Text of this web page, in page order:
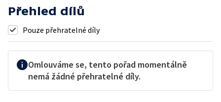
Přehled dílů
Pouze přehratelné díly
Omlouváme se, tento pořad momentálně
nemá žádné přehratelné díly.